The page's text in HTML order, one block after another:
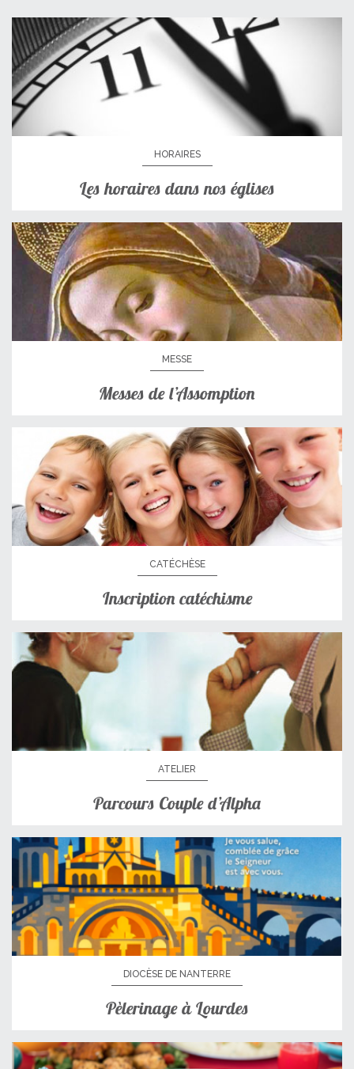
HORAIRES
Les horaires dans nos églises
MESSE
Messes de l’Assomption
CATÉCHÈSE
Inscription catéchisme
ATELIER
Parcours Couple d’Alpha
DIOCÈSE DE NANTERRE
Pèlerinage à Lourdes